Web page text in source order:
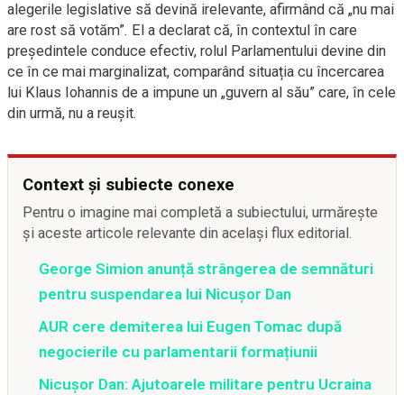
alegerile legislative să devină irelevante, afirmând că „nu mai
are rost să votăm”. El a declarat că, în contextul în care
președintele conduce efectiv, rolul Parlamentului devine din
ce în ce mai marginalizat, comparând situația cu încercarea
lui Klaus Iohannis de a impune un „guvern al său” care, în cele
din urmă, nu a reușit.
Context și subiecte conexe
Pentru o imagine mai completă a subiectului, urmărește
și aceste articole relevante din același flux editorial.
George Simion anunță strângerea de semnături
pentru suspendarea lui Nicușor Dan
AUR cere demiterea lui Eugen Tomac după
negocierile cu parlamentarii formațiunii
Nicuşor Dan: Ajutoarele militare pentru Ucraina